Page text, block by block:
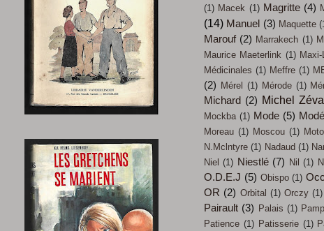
(1) Macek (1) Magritte (4)
(14) Manuel (3) Maquette
Marouf (2) Marrakech (1)
Maurice Maeterlink (1)
Médicinales (1) Meffre (1)
(2) Mérel (1) Mérode (1)
Michard (2) Michel
Mockba (1) Mode (5)
Moreau (1) Moscou (1)
N.Mclntyre (1) Nadaud (1)
Niel (1) Niestlé (7) Nil (1)
O.D.E.J (5) Obispo (1)
OR (2) Orbital (1) Orczy (1)
Pairault (3) Palais (1)
Patience (1) Patisserie (1)